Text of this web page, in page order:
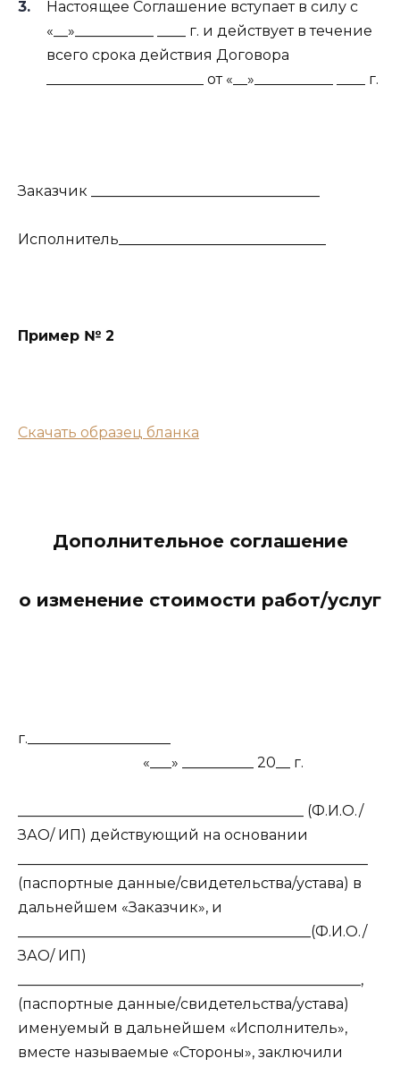
Настоящее Соглашение вступает в силу с
«__»___________ ____ г. и действует в течение
всего срока действия Договора
______________________ от «__»___________ ____ г.
Заказчик ________________________________
Исполнитель_____________________________
Пример № 2
Скачать образец бланка
Дополнительное соглашение
о изменение стоимости работ/услуг
г.____________________
«___» __________ 20__ г.
________________________________________ (Ф.И.О./
ЗАО/ ИП) действующий на основании
(паспортные данные/свидетельства/устава) в
дальнейшем «Заказчик», и
_________________________________________(Ф.И.О./
ЗАО/ ИП)
________________________________________________,
(паспортные данные/свидетельства/устава)
именуемый в дальнейшем «Исполнитель»,
вместе называемые «Стороны», заключили